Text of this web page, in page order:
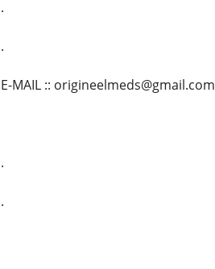
.
.
E-MAIL :: origineelmeds@gmail.com
.
.